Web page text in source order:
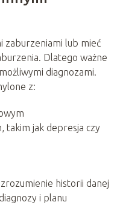
zaburzeniami lub mieć
Dlatego ważne
diagnozami.
z:
takim jak depresja czy
historii danej
i planu